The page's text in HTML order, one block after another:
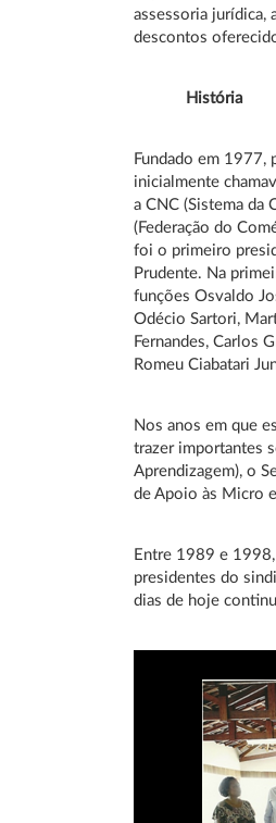
assessoria jurídica,
descontos
História
Fundado em 1977,
inicialmente
a CNC (Sistema da
(Federação do
foi o primeiro
Prudente. Na
funções Osvaldo
Odécio Sartori,
Fernandes, Carlos
Romeu Ciabatari
Nos anos em que
trazer importantes
Aprendizagem), o
de Apoio às Micro
Entre 1989 e
presidentes do
dias de hoje